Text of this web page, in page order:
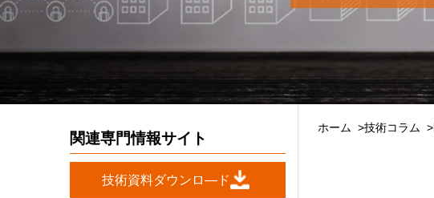
ホーム 技術コラム
関連専門情報サイト
技術資料ダウンロ―ド